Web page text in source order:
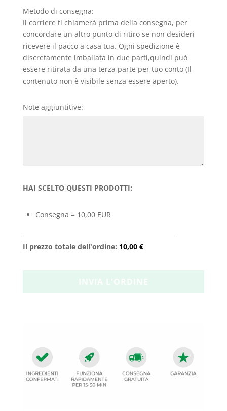
Metodo di consegna:
Il corriere ti chiamerà prima della consegna, per
concordare un altro punto di ritiro se non desideri
ricevere il pacco a casa tua. Ogni spedizione è
discretamente imballata in due parti,quindi può
essere ritirata da una terza parte per tuo conto (Il
contenuto non è visibile senza essere aperto).
Note aggiuntitive:
HAI SCELTO QUESTI PRODOTTI:
Consegna = 10,00 EUR
Il prezzo totale dell'ordine: 10,00 €